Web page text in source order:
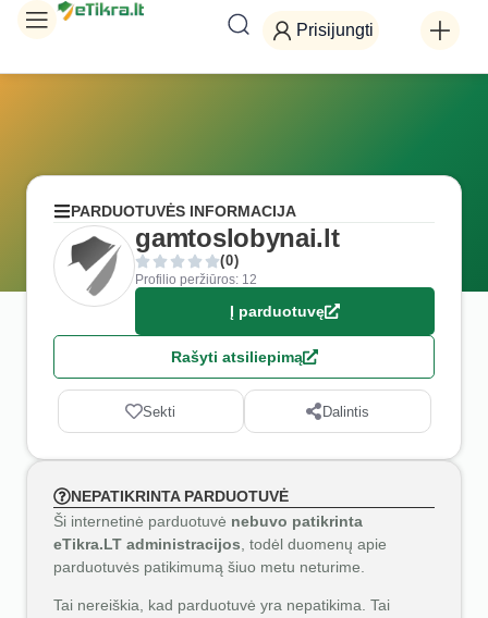
Prisijungti
PARDUOTUVĖS INFORMACIJA
gamtoslobynai.lt
(0)
Profilio peržiūros: 12
Į parduotuvę
Rašyti atsiliepimą
Sekti Dalintis
NEPATIKRINTA PARDUOTUVĖ
Ši internetinė parduotuvė nebuvo patikrinta
eTikra.LT administracijos , todėl duomenų apie
parduotuvės patikimumą šiuo metu neturime.
Tai nereiškia, kad parduotuvė yra nepatikima. Tai